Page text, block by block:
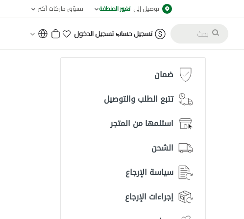
توصيل إلى تغيير المنطقة تسوّق ماركات أكثر
تسجيل حساب
-تسجيل الدخول
ضمان
تتبع الطلب والتوصيل
استلمها من المتجر
الشحن
سياسة الإرجاع
إجراءات الإرجاع